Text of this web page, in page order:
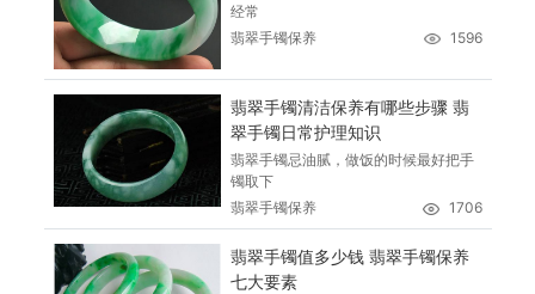
经常
翡翠手镯保养
1596
翡翠手镯清洁保养有哪些步骤 翡
翠手镯日常护理知识
翡翠手镯忌油腻，做饭的时候最好把手
镯取下
翡翠手镯保养
1706
翡翠手镯值多少钱 翡翠手镯保养
七大要素